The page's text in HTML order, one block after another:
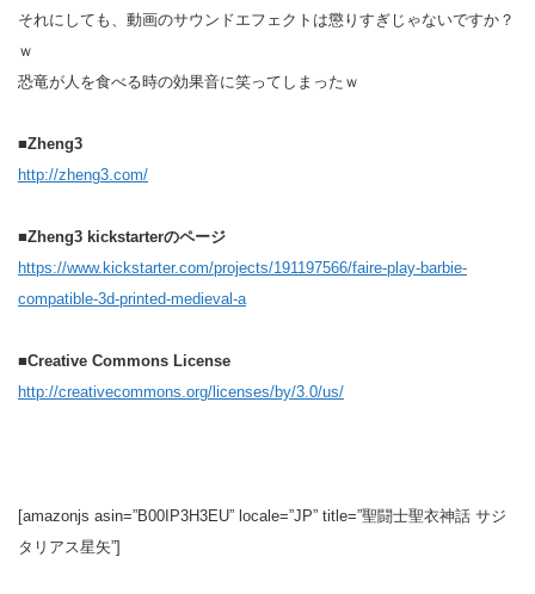
それにしても、動画のサウンドエフェクトは懲りすぎじゃないですか？
ｗ
恐竜が人を食べる時の効果音に笑ってしまったｗ
■Zheng3
http://zheng3.com/
■Zheng3 kickstarterのページ
https://www.kickstarter.com/projects/191197566/faire-play-barbie-
compatible-3d-printed-medieval-a
■Creative Commons License
http://creativecommons.org/licenses/by/3.0/us/
[amazonjs asin=”B00IP3H3EU” locale=”JP” title=”聖闘士聖衣神話 サジ
タリアス星矢”]